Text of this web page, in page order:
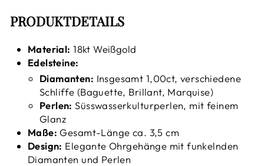
PRODUKTDETAILS
Material: 18kt Weißgold
Edelsteine:
Diamanten: Insgesamt 1,00ct, verschiedene
Schliffe (Baguette, Brillant, Marquise)
Perlen: Süsswasserkulturperlen, mit feinem
Glanz
Maße: Gesamt-Länge ca. 3,5 cm
Design: Elegante Ohrgehänge mit funkelnden
Diamanten und Perlen